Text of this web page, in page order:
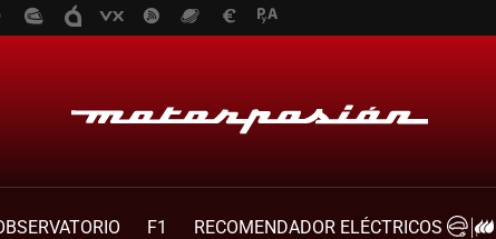
F1 RECOMENDADOR ELÉCTRICOS